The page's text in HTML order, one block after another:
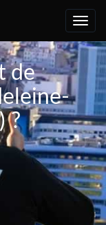
de
?